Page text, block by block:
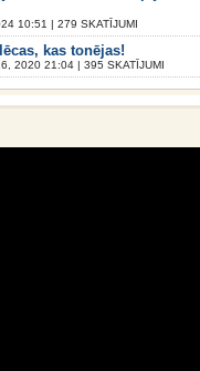
10:51 | 279 SKATĪJUMI
kas tonējas!
2020 21:04 | 395 SKATĪJUMI